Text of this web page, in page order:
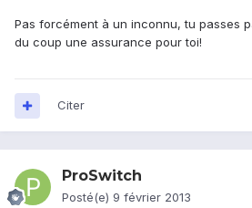
Pas forcément à un inconnu, tu passes
du coup une assurance pour toi!
Citer
ProSwitch
Posté(e) 9 février 2013